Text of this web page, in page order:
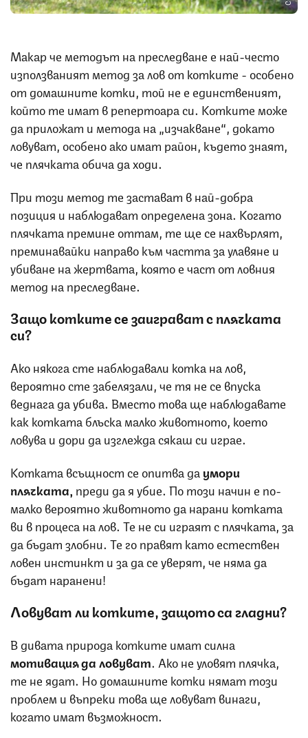
Макар че методът на преследване е най-често
използваният метод за лов от котките - особено
от домашните котки, той не е единственият,
който те имат в репертоара си. Котките може
да приложат и метода на „изчакване“, докато
ловуват, особено ако имат район, където знаят,
че плячката обича да ходи.
При този метод те застават в най-добра
позиция и наблюдават определена зона. Когато
плячката премине оттам, те ще се нахвърлят,
преминавайки направо към частта за улавяне и
убиване на жертвата, която е част от ловния
метод на преследване.
Защо котките се заиграват с плячката
си?
Ако някога сте наблюдавали котка на лов,
вероятно сте забелязали, че тя не се впуска
веднага да убива. Вместо това ще наблюдавате
как котката блъска малко животното, което
ловува и дори да изглежда сякаш си играе.
Котката всъщност се опитва да умори
плячката, преди да я убие. По този начин е по-
малко вероятно животното да нарани котката
ви в процеса на лов. Те не си играят с плячката, за
да бъдат злобни. Те го правят като естествен
ловен инстинкт и за да се уверят, че няма да
бъдат наранени!
Ловуват ли котките, защото са гладни?
В дивата природа котките имат силна
мотивация да ловуват. Ако не уловят плячка,
те не ядат. Но домашните котки нямат този
проблем и въпреки това ще ловуват винаги,
когато имат възможност.